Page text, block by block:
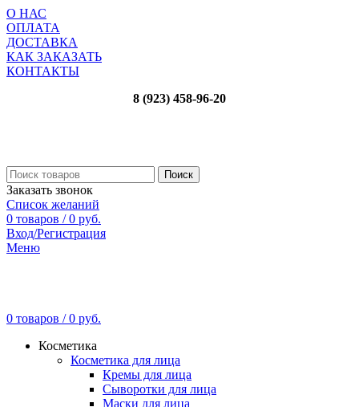
О НАС
ОПЛАТА
ДОСТАВКА
КАК ЗАКАЗАТЬ
КОНТАКТЫ
8 (923) 458-96-20
Поиск
Заказать звонок
Список желаний
0 товаров / 0 руб.
Вход/Регистрация
Меню
0 товаров / 0 руб.
Косметика
Косметика для лица
Кремы для лица
Сыворотки для лица
Маски для лица